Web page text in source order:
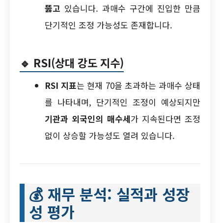
뚫고 있습니다. 과매수 구간에 진입한 만큼
단기적인 조정 가능성도 존재합니다.
🔹 RSI(상대 강도 지수)
RSI 지표는 현재 70을 초과하는 과매수 상태
를 나타내며, 단기적인 조정이 예상되지만
기관과 외국인의 매수세가 지속된다면 조정
없이 상승할 가능성도 열려 있습니다.
💰 재무 분석: 실적과 성장
성 평가